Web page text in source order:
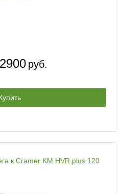
руб.
к Cramer KM HVR plus 120